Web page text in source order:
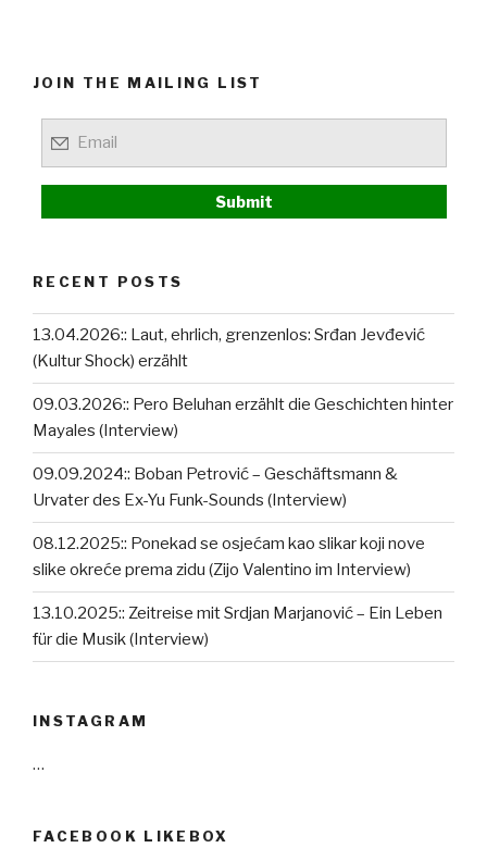
JOIN THE MAILING LIST
RECENT POSTS
13.04.2026:: Laut, ehrlich, grenzenlos: Srđan Jevđević
(Kultur Shock) erzählt
09.03.2026:: Pero Beluhan erzählt die Geschichten hinter
Mayales (Interview)
09.09.2024:: Boban Petrović – Geschäftsmann &
Urvater des Ex-Yu Funk-Sounds (Interview)
08.12.2025:: Ponekad se osjećam kao slikar koji nove
slike okreće prema zidu (Zijo Valentino im Interview)
13.10.2025:: Zeitreise mit Srdjan Marjanović – Ein Leben
für die Musik (Interview)
INSTAGRAM
…
FACEBOOK LIKEBOX